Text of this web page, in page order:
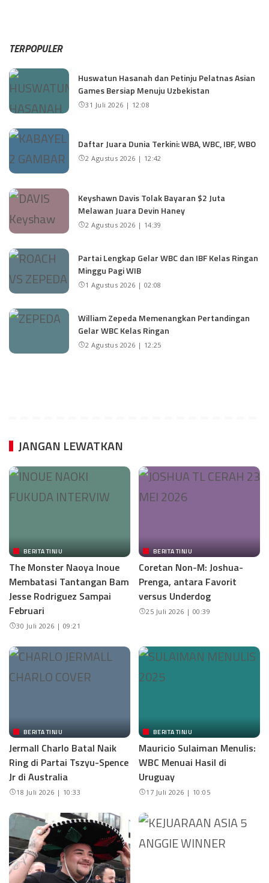
TERPOPULER
Huswatun Hasanah dan Petinju Pelatnas Asian
Games Bersiap Menuju Uzbekistan
31 Juli 2026 | 12:08
Daftar Juara Dunia Terkini: WBA, WBC, IBF, WBO
2 Agustus 2026 | 12:42
Keyshawn Davis Tolak Bayaran $2 Juta
Melawan Juara Devin Haney
2 Agustus 2026 | 14:39
Partai Lengkap Gelar WBC dan IBF Kelas Ringan
Minggu Pagi WIB
1 Agustus 2026 | 02:08
William Zepeda Memenangkan Pertandingan
Gelar WBC Kelas Ringan
2 Agustus 2026 | 12:25
JANGAN LEWATKAN
BERITA TINJU
The Monster Naoya Inoue
Membatasi Tantangan Bam
Jesse Rodriguez Sampai
Februari
30 Juli 2026 | 09:21
BERITA TINJU
Coretan Non-M: Joshua-
Prenga, antara Favorit
versus Underdog
25 Juli 2026 | 00:39
BERITA TINJU
Jermall Charlo Batal Naik
Ring di Partai Tszyu-Spence
Jr di Australia
18 Juli 2026 | 10:33
BERITA TINJU
Mauricio Sulaiman Menulis:
WBC Menuai Hasil di
Uruguay
17 Juli 2026 | 10:05